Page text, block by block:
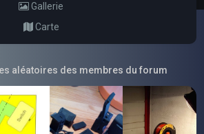
Gallerie
Carte
aléatoires des membres du forum